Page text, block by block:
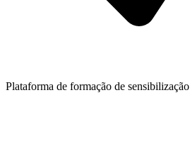
Plataforma de formação de sensibilização